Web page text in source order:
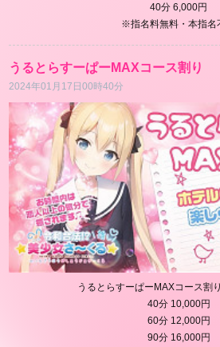
40分 6,000円
※指名料無料・本指名
うるとらすーぱーMAXコース割り
2024年01月17日00時40分
うるとらすーぱーMAXコース割
40分 10,000円
60分 12,000円
90分 16,000円